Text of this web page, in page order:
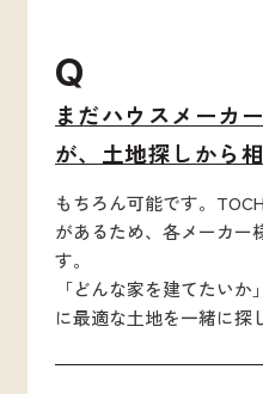
Q
まだハウスメーカ
が、土地探しから
もちろん可能です。
があるため、各メーカー
す。
「どんな家を建てたい
に最適な土地を一緒に探